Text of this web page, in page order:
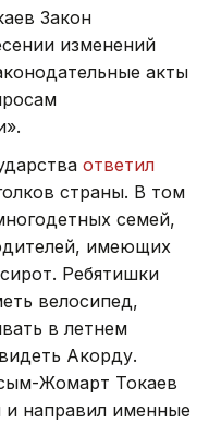
Закон
изменений
акты
ответил
страны. В том
семей,
имеющих
Ребятишки
велосипед,
в летнем
Акорду.
Жомарт Токаев
направил именные